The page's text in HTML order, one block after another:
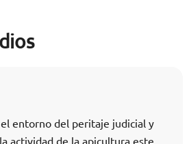
entorno del peritaje judicial y
actividad de la apicultura este